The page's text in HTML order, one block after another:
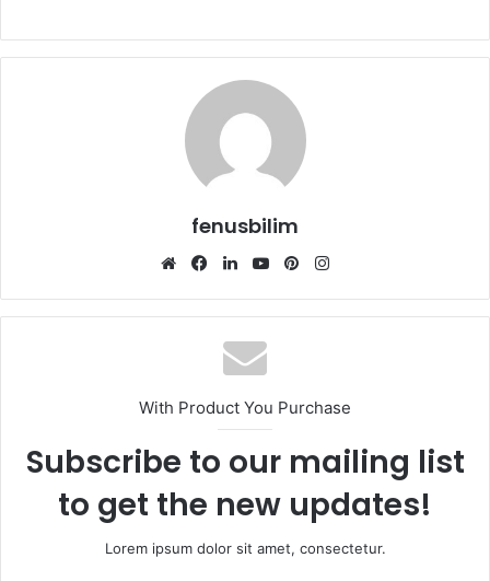
fenusbilim
Web
Facebook
LinkedInYouTubePinterest
With Product You Purchase
Subscribe to our mailing list
to get the new updates!
Lorem ipsum dolor sit amet, consectetur.